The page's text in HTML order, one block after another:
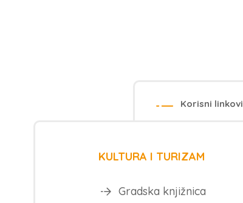
Korisni linkovi
KULTURA I TURIZAM
Gradska knjižnica